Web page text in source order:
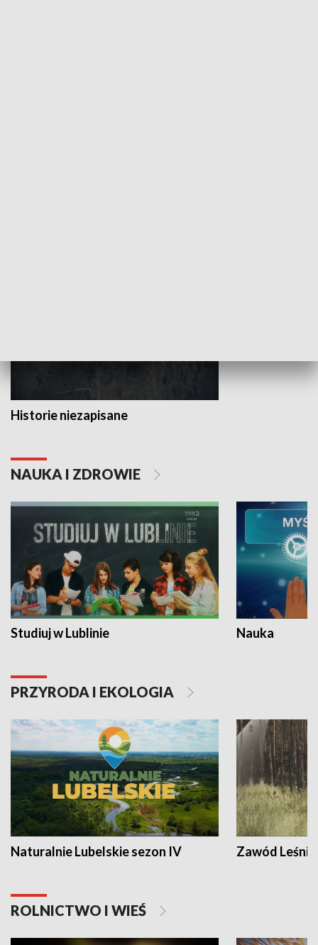
Historie niezapisane
NAUKA I ZDROWIE
Studiuj w Lublinie Nauka
PRZYRODA I EKOLOGIA
Naturalnie Lubelskie sezon IV Zawód Leśnik
ROLNICTWO I WIEŚ